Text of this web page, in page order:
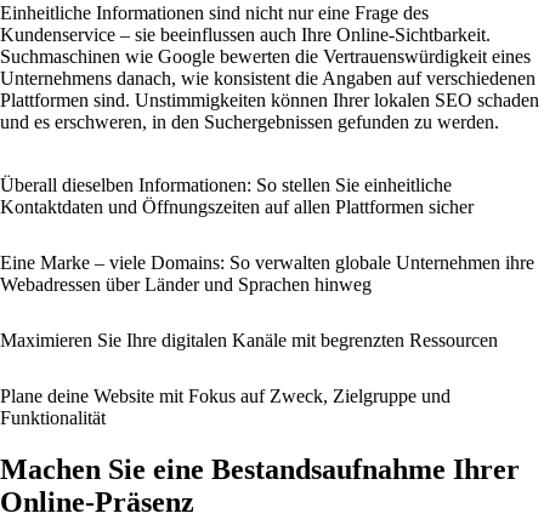
Einheitliche Informationen sind nicht nur eine Frage des
Kundenservice – sie beeinflussen auch Ihre Online-Sichtbarkeit.
Suchmaschinen wie Google bewerten die Vertrauenswürdigkeit eines
Unternehmens danach, wie konsistent die Angaben auf verschiedenen
Plattformen sind. Unstimmigkeiten können Ihrer lokalen SEO schaden
und es erschweren, in den Suchergebnissen gefunden zu werden.
Überall dieselben Informationen: So stellen Sie einheitliche
Kontaktdaten und Öffnungszeiten auf allen Plattformen sicher
Eine Marke – viele Domains: So verwalten globale Unternehmen ihre
Webadressen über Länder und Sprachen hinweg
Maximieren Sie Ihre digitalen Kanäle mit begrenzten Ressourcen
Plane deine Website mit Fokus auf Zweck, Zielgruppe und
Funktionalität
Machen Sie eine Bestandsaufnahme Ihrer
Online-Präsenz